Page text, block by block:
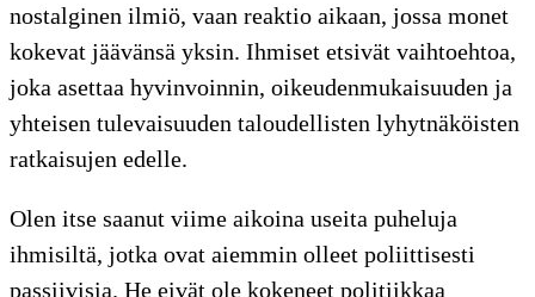
nostalginen ilmiö, vaan reaktio aikaan, jossa monet
kokevat jäävänsä yksin. Ihmiset etsivät vaihtoehtoa,
joka asettaa hyvinvoinnin, oikeudenmukaisuuden ja
yhteisen tulevaisuuden taloudellisten lyhytnäköisten
ratkaisujen edelle.
Olen itse saanut viime aikoina useita puheluja
ihmisiltä, jotka ovat aiemmin olleet poliittisesti
passiivisia. He eivät ole kokeneet politiikkaa